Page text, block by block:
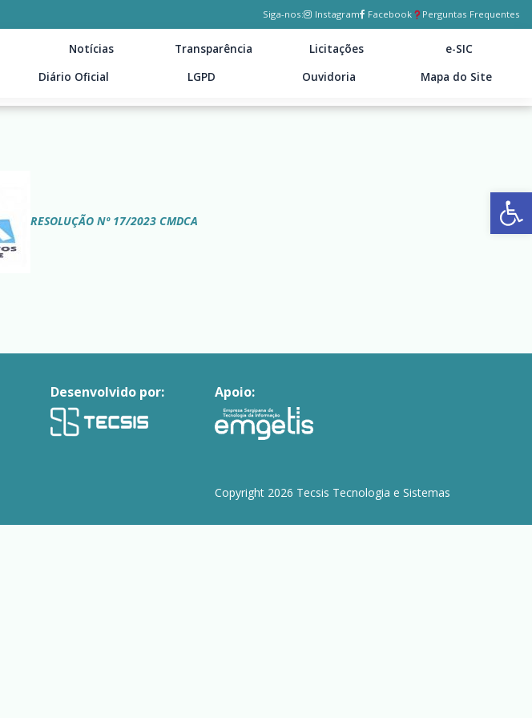
Siga-nos: Instagram Facebook Perguntas Frequentes
Notícias Transparência Licitações
e-SIC
Diário Oficial LGPD Ouvidoria Mapa do Site
RESOLUÇÃO Nº 17/2023 CMDCA
Desenvolvido por: Apoio:
Copyright 2026 Tecsis Tecnologia e Sistemas